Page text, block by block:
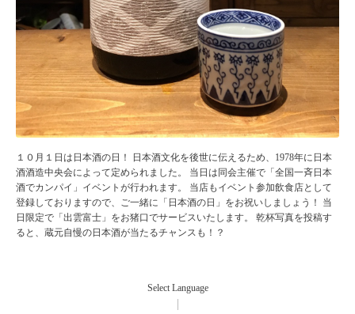
１０月１日は日本酒の日！ 日本酒文化を後世に伝えるため、1978年に日本
酒酒造中央会によって定められました。 当日は同会主催で「全国一斉日本
酒でカンパイ」イベントが行われます。 当店もイベント参加飲食店として
登録しておりますので、ご一緒に「日本酒の日」をお祝いしましょう！ 当
日限定で「出雲富士」をお猪口でサービスいたします。 乾杯写真を投稿す
ると、蔵元自慢の日本酒が当たるチャンスも！？
Select Language